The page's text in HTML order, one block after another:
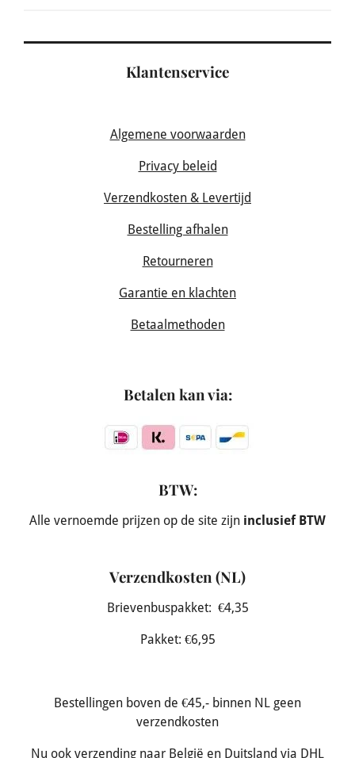
Klantenservice
Algemene voorwaarden
Privacy beleid
Verzendkosten & Levertijd
Bestelling afhalen
Retourneren
Garantie en klachten
Betaalmethoden
Betalen kan via:
BTW:
Alle vernoemde prijzen op de site zijn inclusief BTW
Verzendkosten (NL)
Brievenbuspakket: €4,35
Pakket: €6,95
Bestellingen boven de €45,- binnen NL geen
verzendkosten
Nu ook verzending naar België en Duitsland via DHL